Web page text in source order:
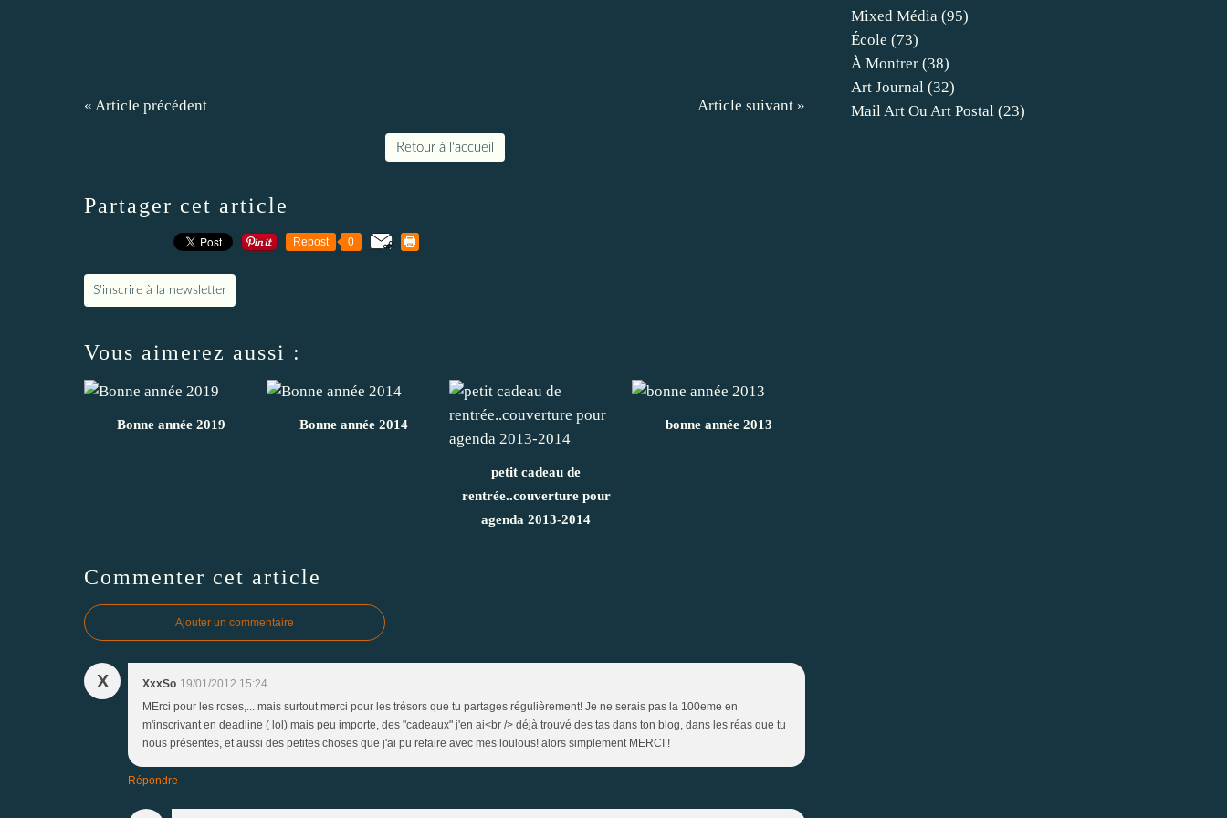
« Article précédent Article suivant »
Retour à l'accueil
Partager cet article
Repost 0
S'inscrire à la newsletter
Vous aimerez aussi :
Bonne année 2019 Bonne année 2014
petit cadeau de
rentrée..couverture pour
agenda 2013-2014
bonne année 2013
Commenter cet article
Ajouter un commentaire
X XxxSo 19/01/2012 15:24
MErci pour les roses,... mais surtout merci pour les trésors que tu partages régulièrement! Je ne serais pas la 100eme en
m'inscrivant en deadline ( lol) mais peu importe, des "cadeaux" j'en ai<br /> déjà trouvé des tas dans ton blog, dans les réas que tu
nous présentes, et aussi des petites choses que j'ai pu refaire avec mes loulous! alors simplement MERCI !
Répondre
Mixed Média (95)
École (73)
À Montrer (38)
Art Journal (32)
Mail Art Ou Art Postal (23)